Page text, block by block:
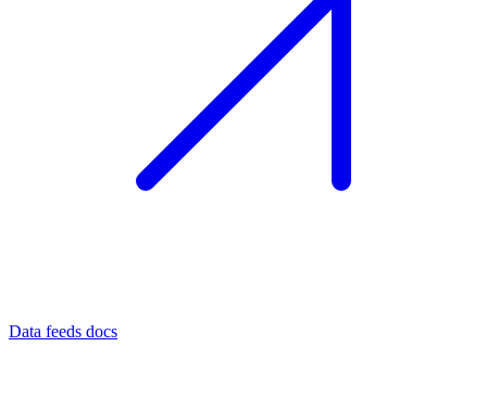
Data feeds docs